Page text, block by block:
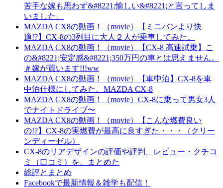
苦手な嫁も思わず&#8221;愉しい&#8221;と言ってしま
いました。
MAZDA CX8の動画！（movie）【ミニバンより快
適!?】CX-8の3列目に大人２人が乗車してみた。
MAZDA CX8の動画！（movie）【CX-8 高速試乗】こ
の&#8221;安定感&#8221;350万円の車とは思えません。
＃嫁が買います!!!ww
MAZDA CX8の動画！（movie）【車中泊】CX-8を車
中泊仕様にしてみた。MAZDA CX-8
MAZDA CX8の動画！（movie）CX-8に乗って男女3人
でナイトドライブ〜
MAZDA CX8の動画！（movie）【こんな燃費良い
の!?】CX-8の実燃費が最高に良すぎた・・・（クリー
ンディーゼル）
CX-8のリアデザインの評価や評判、レビュー・クチコ
ミ（口コミ）を、まとめた
総評とまとめ
Facebookで最新情報＆雑学も配信！